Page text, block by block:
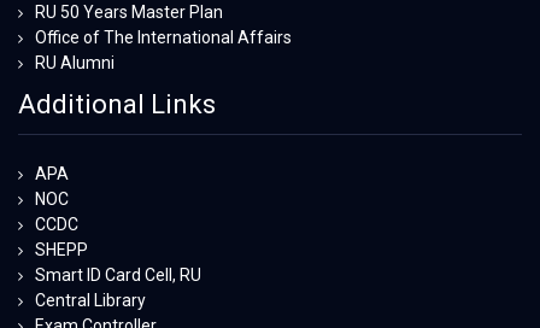
RU 50 Years Master Plan
Office of The International Affairs
RU Alumni
Additional Links
APA
NOC
CCDC
SHEPP
Smart ID Card Cell, RU
Central Library